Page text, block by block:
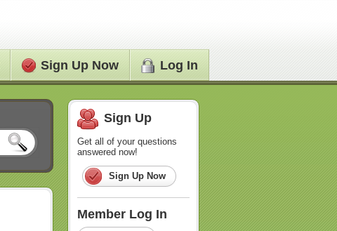
Sign Up Now Log In
Sign Up
Get all of your questions
answered now!
Sign Up Now
Member Log In